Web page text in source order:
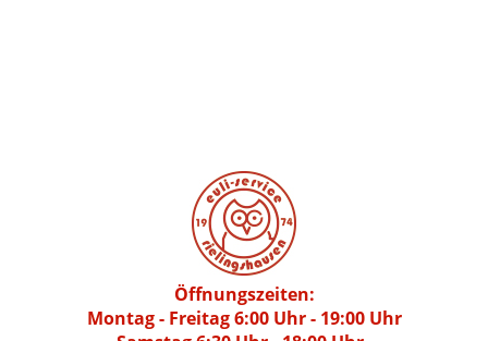
Öffnungszeiten:
Montag - Freitag 6:00 Uhr - 19:00 Uhr